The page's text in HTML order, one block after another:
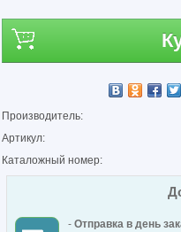
Производитель:
Артикул:
Каталожный номер:
- Отправка в день